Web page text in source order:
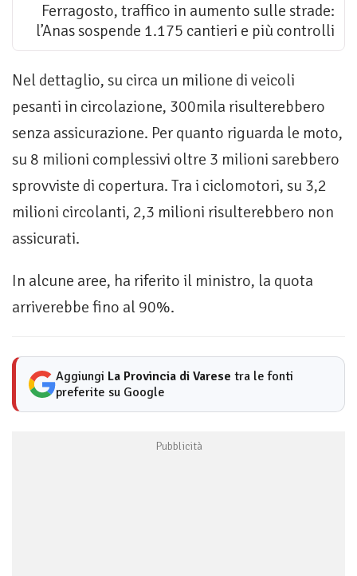
Ferragosto, traffico in aumento sulle strade:
l’Anas sospende 1.175 cantieri e più controlli
Nel dettaglio, su circa un milione di veicoli
pesanti in circolazione, 300mila risulterebbero
senza assicurazione. Per quanto riguarda le moto,
su 8 milioni complessivi oltre 3 milioni sarebbero
sprovviste di copertura. Tra i ciclomotori, su 3,2
milioni circolanti, 2,3 milioni risulterebbero non
assicurati.
In alcune aree, ha riferito il ministro, la quota
arriverebbe fino al 90%.
Aggiungi La Provincia di Varese tra le fonti
preferite su Google